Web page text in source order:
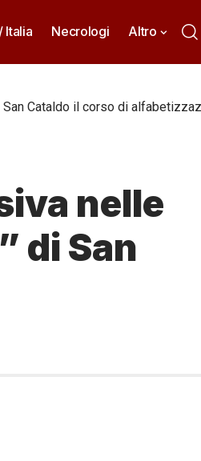
Italia Necrologi Altro
San Cataldo il corso di
nelle
di San